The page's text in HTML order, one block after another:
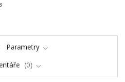
Parametry
0